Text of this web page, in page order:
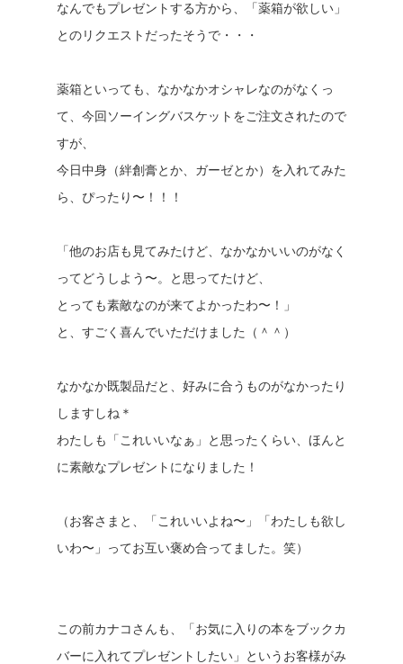
なんでもプレゼントする方から、「薬箱が欲しい」
とのリクエストだったそうで・・・
薬箱といっても、なかなかオシャレなのがなくっ
て、今回ソーイングバスケットをご注文されたので
すが、
今日中身（絆創膏とか、ガーゼとか）を入れてみた
ら、ぴったり〜！！！
「他のお店も見てみたけど、なかなかいいのがなく
ってどうしよう〜。と思ってたけど、
とっても素敵なのが来てよかったわ〜！」
と、すごく喜んでいただけました（＾＾）
なかなか既製品だと、好みに合うものがなかったり
しますしね＊
わたしも「これいいなぁ」と思ったくらい、ほんと
に素敵なプレゼントになりました！
（お客さまと、「これいいよね〜」「わたしも欲し
いわ〜」ってお互い褒め合ってました。笑）
この前カナコさんも、「お気に入りの本をブックカ
バーに入れてプレゼントしたい」というお客様がみ